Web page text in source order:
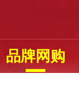
品牌网购